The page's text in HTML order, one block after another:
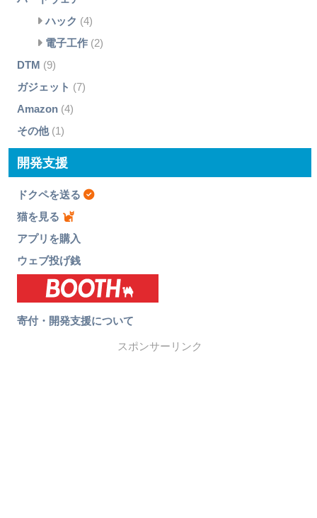
ハック (4)
電子工作(2)
DTM (9)
ガジェット (7)
Amazon(4)
その他(1)
開発支援
ドクペを送る
猫を見る
アプリを購入
ウェブ投げ銭
寄付・開発支援について
スポンサーリンク